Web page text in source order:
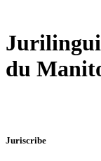
du
Juriscribe